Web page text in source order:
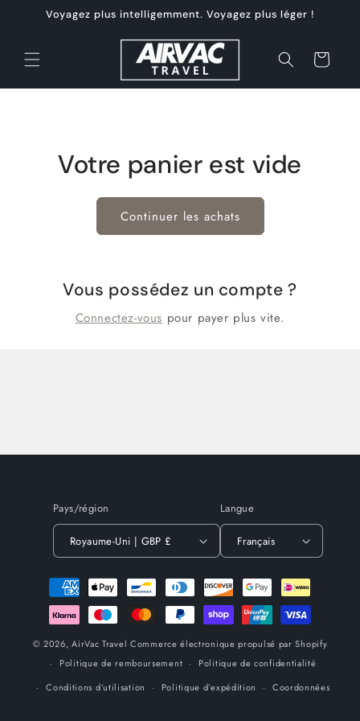
passerVoyagez plus intelligemment. Voyagez plus léger !
Panier
Votre panier est vide
Continuer les achats
Vous possédez un compte ?
Connectez-vous pour payer plus vite.
Pays/région
Royaume-Uni | GBP £
Langue
Français
Moyens
paiement
© 2026,AirVac Travel Commerce électronique propulsé par Shopify
Politique de remboursement
Politique de confidentialité
Conditions d’utilisation
Politique d’expédition Coordonnées